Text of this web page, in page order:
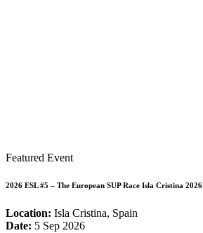
Featured Event
2026 ESL #5 – The European SUP Race Isla Cristina 2026
Location: Isla Cristina, Spain
Date: 5 Sep 2026